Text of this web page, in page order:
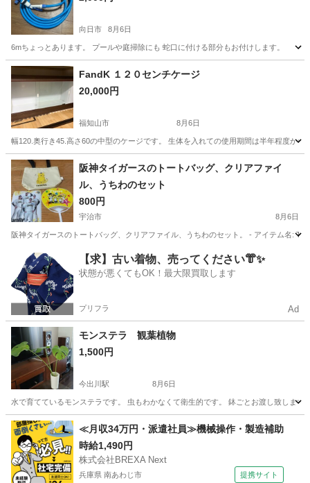
向日市 8月6日
6mちょっとあります。 プールや庭掃除にも 蛇口に付ける部分もお付けします。
京都 向日市 ホース
FandK １２０センチケージ
20,000円
福知山市 8月6日
幅120.奥行き45.高さ60の中型のケージです。 生体を入れての使用期間は半年程度か
京都 福知山市 その他
阪神タイガースのトートバッグ、クリアファイ
ル、うちわのセット
800円
宇治市 8月6日
阪神タイガースのトートバッグ、クリアファイル、うちわのセット。 - アイテム名:
京都 宇治市 その他 うちわ
【求】古い着物、売ってください👘✨
状態が悪くてもOK！最大限買取します
プリフラ Ad
モンステラ 観葉植物
1,500円
今出川駅 8月6日
水で育てているモンステラです。 虫もわかなくて衛生的です。 鉢ごとお渡し致します
京都 京都市 今出川駅 その他 モンステラ
≪月収34万円・派遣社員≫機械操作・製造補助
時給1,490円
株式会社BREXA Next
兵庫県 南あわじ市 提携サイト